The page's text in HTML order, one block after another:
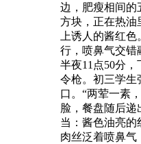
边，肥瘦相间的
方块，正在热油
上诱人的酱红
行，喷鼻气交错
半夜11点50分
令枪。初三学生
口。“两荤一素
脸，餐盘随后递
当：酱色油亮的
肉丝泛着喷鼻气